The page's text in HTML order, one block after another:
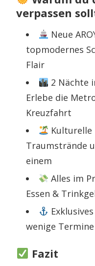
verpassen
Neue
topmodernes
Flair
2 Nächte
Erlebe die
Kreuzfahrt
Traumstrände
einem
Alles im
Essen &
wenige
Fazit